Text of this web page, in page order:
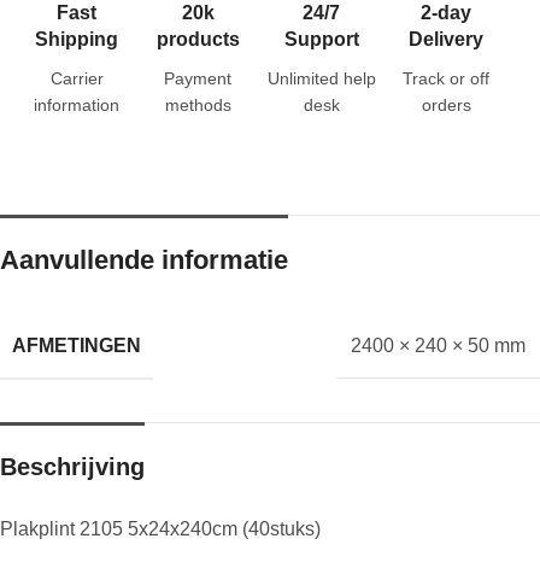
Fast
Shipping
Carrier
information
20k
products
Payment
methods
24/7
Support
Unlimited help
desk
2-day
Delivery
Track or off
orders
Aanvullende informatie
AFMETINGEN 2400 × 240 × 50 mm
Beschrijving
Plakplint 2105 5x24x240cm (40stuks)